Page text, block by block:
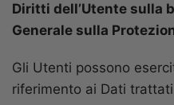
Diritti dell’Utente sulla
Generale sulla
Gli Utenti possono
riferimento ai Dati